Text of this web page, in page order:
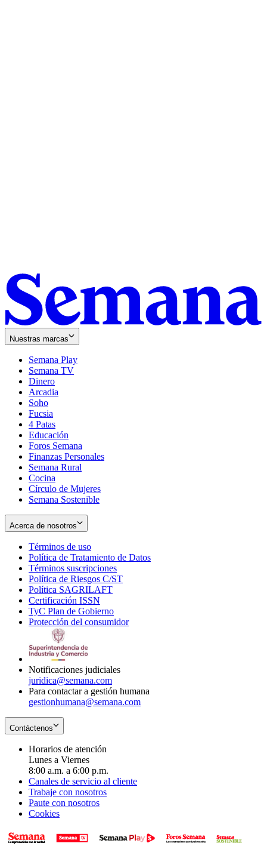
Nuestras marcas
Semana Play
Semana TV
Dinero
Arcadia
Soho
in
new
window
Fucsia
in
new
window
4 Patas
Educación
Foros Semana
Finanzas Personales
Semana Rural
Cocina
Círculo de Mujeres
Semana Sostenible
Acerca de nosotros
Términos de uso
in
new
window
Política de Tratamiento de Datos
Términos suscripciones
in
Política de Riesgos C/ST
Política SAGRILAFT
new
window
Certificación ISSN
in
new
TyC Plan de Gobierno
in
Protección del consumidorOpens
Notificaciones judiciales
juridica@semana.com
Para contactar a gestión humana
gestionhumana@semana.com
Contáctenos
Horarios de atención
Lunes a Viernes
8:00 a.m. a 6:00 p.m.
Canales de servicio al cliente
Trabaje con nosotros
Paute con nosotros
Cookies